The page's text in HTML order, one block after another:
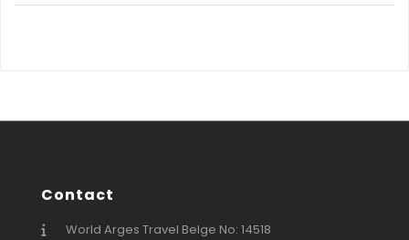
Contact
World Arges Travel Belge No: 14518